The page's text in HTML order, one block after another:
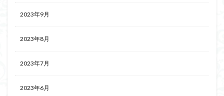
2023年9月
2023年8月
2023年7月
2023年6月